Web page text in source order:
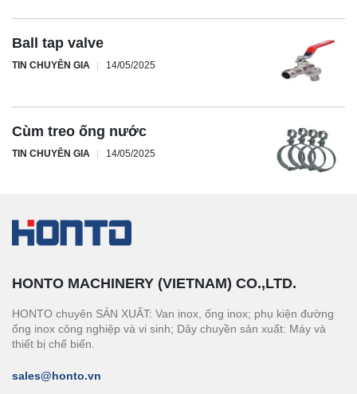
Ball tap valve
TIN CHUYÊN GIA 14/05/2025
Cùm treo ống nước
TIN CHUYÊN GIA 14/05/2025
HONTO MACHINERY (VIETNAM) CO.,LTD.
HONTO chuyên SẢN XUẤT: Van inox, ống inox; phụ kiện đường
ống inox công nghiệp và vi sinh; Dây chuyền sản xuất: Máy và
thiết bị chế biến.
sales@honto.vn